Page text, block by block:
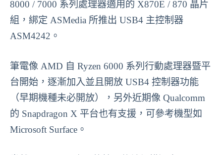
8000 / 7000 系列處理器適用的 X870E / 870 晶片
組，綁定 ASMedia 所推出 USB4 主控制器
ASM4242。
筆電像 AMD 自 Ryzen 6000 系列行動處理器暨平
台開始，逐漸加入並且開放 USB4 控制器功能
（早期機種未必開放），另外近期像 Qualcomm
的 Snapdragon X 平台也有支援，可參考機型如
Microsoft Surface。